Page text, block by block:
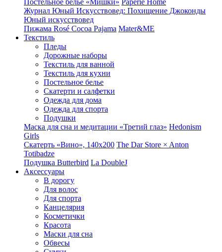
Постельное белье «Мишки» Paperie Home
Журнал Юный Искусствовед: Похищение Джоконды
Юный искусствовед
Пижама Rosé Cocoa Pajama Mater&ME
Текстиль
Пледы
Дорожные наборы
Текстиль для ванной
Текстиль для кухни
Постельное белье
Скатерти и салфетки
Одежда для дома
Одежда для спорта
Подушки
Маска для сна и медитации «Третий глаз» Hedonism
Girls
Скатерть «Вино», 140х200 The Dar Store × Anton
Totibadze
Подушка Butterbird La DoubleJ
Аксессуары
В дорогу
Для волос
Для спорта
Канцелярия
Косметички
Красота
Маски для сна
Обвесы